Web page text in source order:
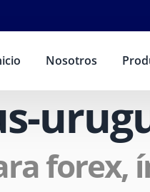
Nosotros
forex,